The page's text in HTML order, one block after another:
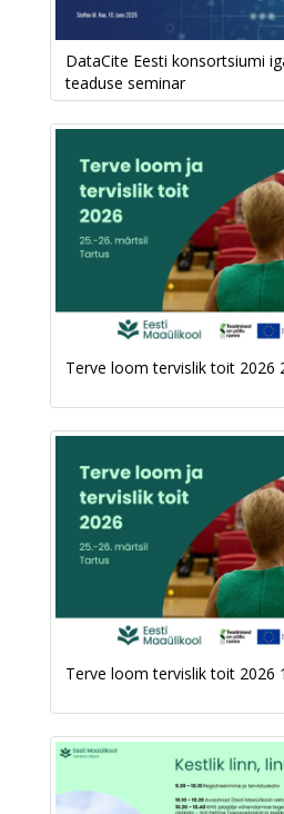
DataCite Eesti konsortsiumi
teaduse seminar
Terve loom tervislik toit 2026
Terve loom tervislik toit 2026